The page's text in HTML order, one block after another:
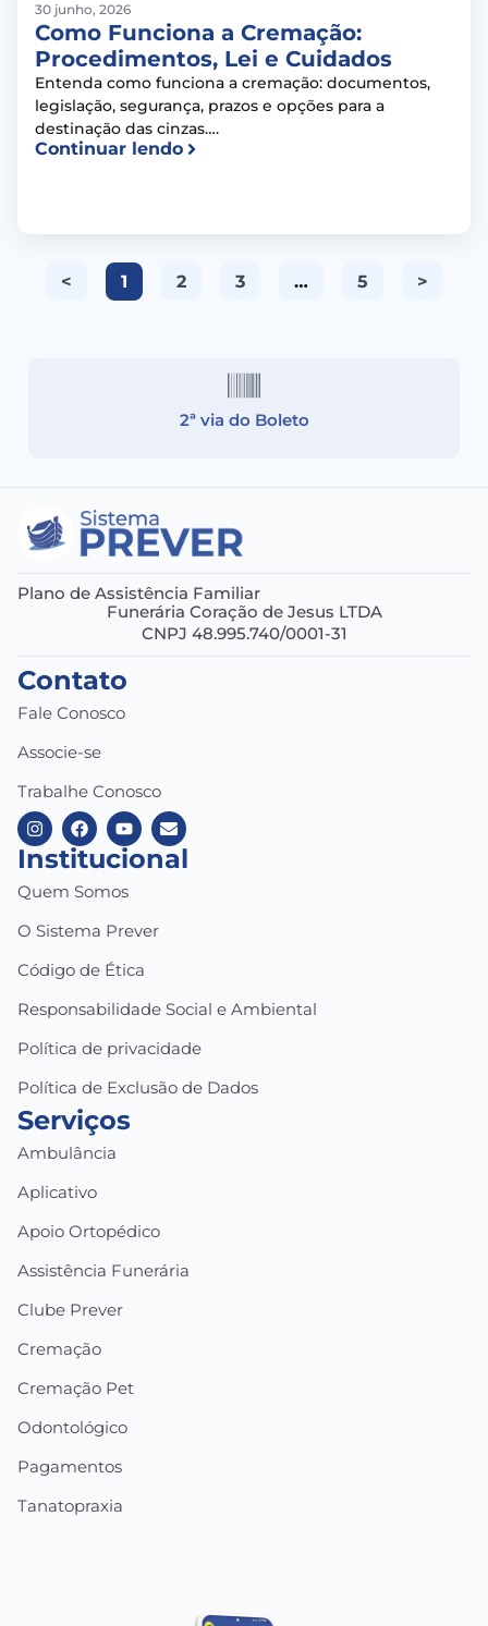
30 junho, 2026
Como Funciona a Cremação:
Procedimentos, Lei e Cuidados
Entenda como funciona a cremação: documentos,
legislação, segurança, prazos e opções para a
destinação das cinzas….
Continuar lendo
< 1 2 3 … 5 >
2ª via do Boleto
Plano de Assistência Familiar
Funerária Coração de Jesus LTDA
CNPJ 48.995.740/0001-31
Contato
Fale Conosco
Associe-se
Trabalhe Conosco
Institucional
Quem Somos
O Sistema Prever
Código de Ética
Responsabilidade Social e Ambiental
Política de privacidade
Política de Exclusão de Dados
Serviços
Ambulância
Aplicativo
Apoio Ortopédico
Assistência Funerária
Clube Prever
Cremação
Cremação Pet
Odontológico
Pagamentos
Tanatopraxia